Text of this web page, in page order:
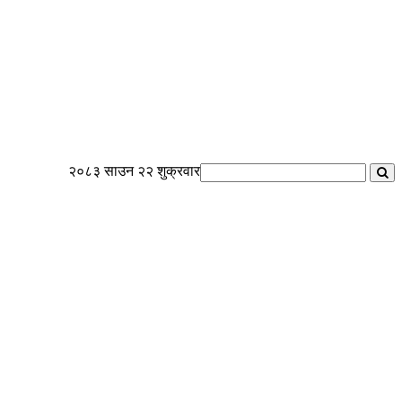
२०८३ साउन २२ शुक्रवार